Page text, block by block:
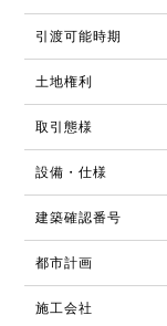
引渡可能時期
土地権利
取引態様
設備・仕様
建築確認番号
都市計画
施工会社